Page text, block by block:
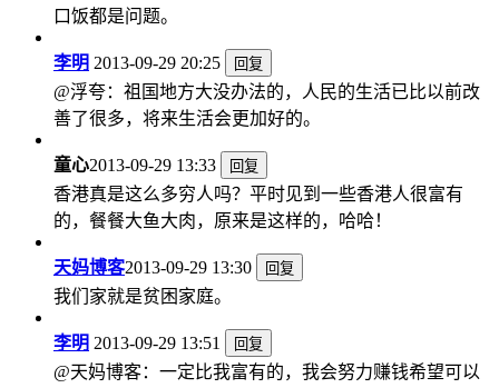
口饭都是问题。
李明 2013-09-29 20:25 回复
@浮夸：祖国地方大没办法的，人民的生活已比以前改
善了很多，将来生活会更加好的。
童心2013-09-29 13:33 回复
香港真是这么多穷人吗？平时见到一些香港人很富有
的，餐餐大鱼大肉，原来是这样的，哈哈！
天妈博客2013-09-29 13:30 回复
我们家就是贫困家庭。
李明 2013-09-29 13:51 回复
@天妈博客：一定比我富有的，我会努力赚钱希望可以